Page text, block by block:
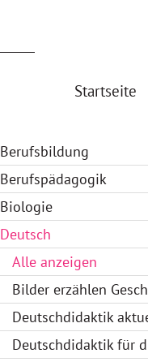
Startseite
Berufsbildung
Berufspädagogik
Biologie
Deutsch
Alle anzeigen
Bilder erzählen
Deutschdidaktik
Deutschdidaktik für